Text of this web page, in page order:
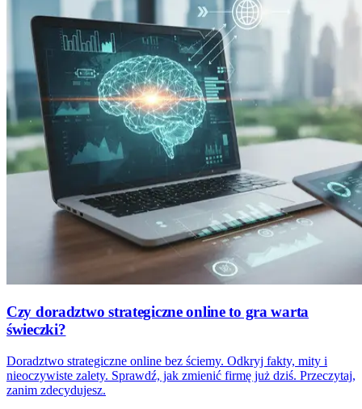
Czy doradztwo strategiczne online to gra warta
świeczki?
Doradztwo strategiczne online bez ściemy. Odkryj fakty, mity i
nieoczywiste zalety. Sprawdź, jak zmienić firmę już dziś. Przeczytaj,
zanim zdecydujesz.